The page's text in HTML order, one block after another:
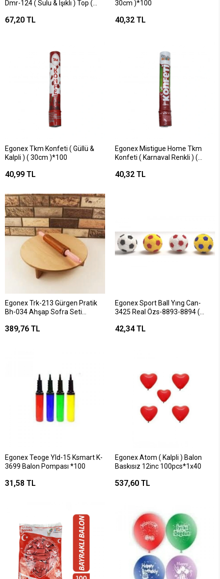
Dmr-124 ( Sulu & Işıklı ) Top (
Kartlı )*12x18
67,20 TL
30cm )*100
40,32 TL
Egonex Tkm Konfeti ( Güllü &
Kalpli ) ( 30cm )*100
40,99 TL
Egonex Mistigue Home Tkm
Konfeti ( Karnaval Renkli ) (
40,32 TL
Egonex Trk-213 Gürgen Pratik
Bh-034 Ahşap Sofra Seti
389,76 TL
Egonex Sport Ball Yıng Can-
3425 Real Özs-8893-8894 (
Top*24x26
42,34 TL
Egonex Teoge Yld-15 Ksmart K-
3699 Balon Pompası *100
31,58 TL
Egonex Atom ( Kalpli ) Balon
Baskısız 12inc 100pcs*1x40
537,60 TL